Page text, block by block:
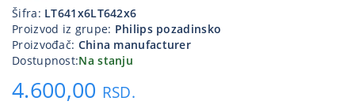
program
Šifra: LT641x6LT642x6
Proizvod iz grupe: Philips pozadinsko
Proizvođač: China manufacturer
Dostupnost:Na stanju
4.600,00 RSD.